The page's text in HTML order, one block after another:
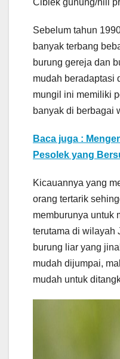
Ciblek gunung/hill
Sebelum tahun
banyak terbang
burung gereja dan
mudah beradaptasi
mungil ini memiliki
banyak di berbagai
Baca juga :
Pesolek yang
Kicauannya yang
orang tertarik
memburunya untuk
terutama di wilayah
burung liar yang
mudah dijumpai,
mudah untuk